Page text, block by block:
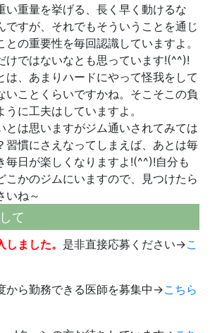
い重量を挙げる、長く早く動けるな
ですが、それでもそういうことを通じ
の重要性を毎回認識していますよ。
けではないなとも思っています!(^^)!
は、あまりハードにやって怪我をして
いことくらいですかね。そこそこの負
に工夫はしていますよ。
とは思いますがジム通いされてみては
習慣にさえなってしまえば、あとは毎
毎日が楽しくなりますよ!(^^)!自分も
こかのジムにいますので、見つけたら
いね～
て
ました。 是非直接応募ください→こ
から勤務できる医師を募集中→こちら